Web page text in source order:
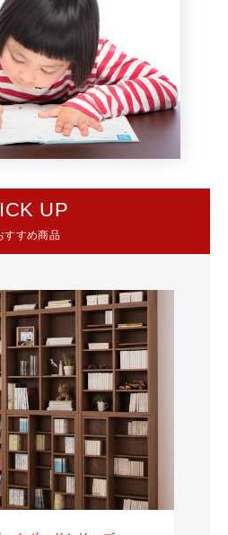
UP
すすめ商品